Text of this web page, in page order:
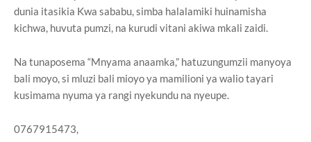
dunia itasikia Kwa sababu, simba halalamiki huinamisha
kichwa, huvuta pumzi, na kurudi vitani akiwa mkali zaidi.
Na tunaposema “Mnyama anaamka,” hatuzungumzii manyoya
bali moyo, si mluzi bali mioyo ya mamilioni ya walio tayari
kusimama nyuma ya rangi nyekundu na nyeupe.
0767915473,